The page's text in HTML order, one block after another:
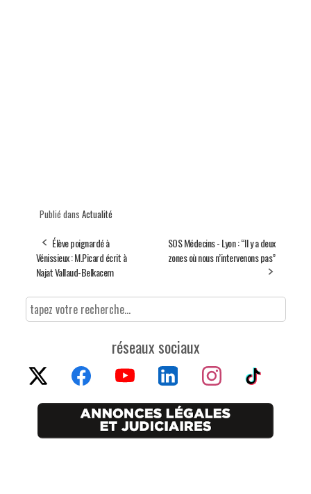
Publié dans Actualité
Élève poignardé à
Vénissieux : M.Picard écrit à
Najat Vallaud-Belkacem
SOS Médecins - Lyon : “Il y a deux
zones où nous n’intervenons pas”
réseaux sociaux